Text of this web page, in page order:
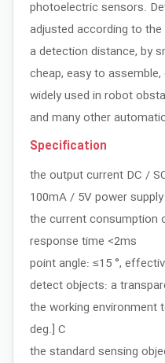
photoelectric sensors.
adjusted according to
a detection distance, by
cheap, easy to
widely used in robot
and many other
Specification
the output current DC /
100mA / 5V power supply
the current consumption
response time <2ms
point angle: ≤15 °,
detect objects: a
the working environment
deg.] C
the standard sensing